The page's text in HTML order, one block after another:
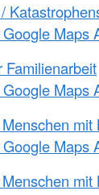
Maps
Familienarbeit
Maps
mit
Maps
mit